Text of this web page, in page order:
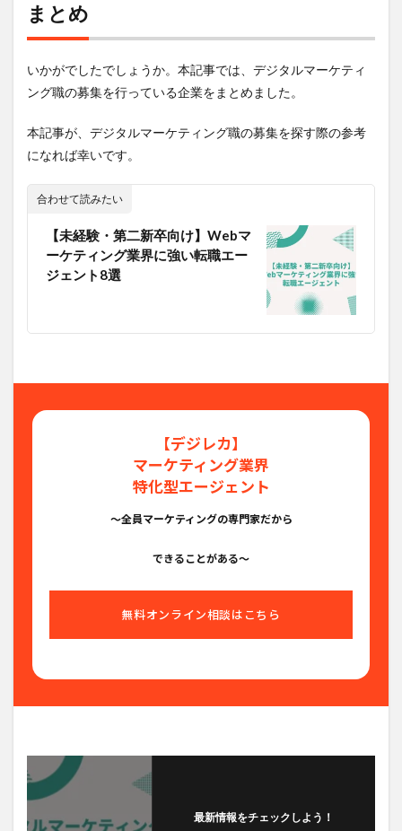
まとめ
いかがでしたでしょうか。本記事では、デジタルマーケティ
ング職の募集を行っている企業をまとめました。
本記事が、デジタルマーケティング職の募集を探す際の参考
になれば幸いです。
合わせて読みたい
【未経験・第二新卒向け】Webマ
ーケティング業界に強い転職エー
ジェント8選
【デジレカ】
マーケティング業界
特化型エージェント
〜全員マーケティングの専門家だから
できることがある〜
無料オンライン相談はこちら
最新情報をチェックしよう！